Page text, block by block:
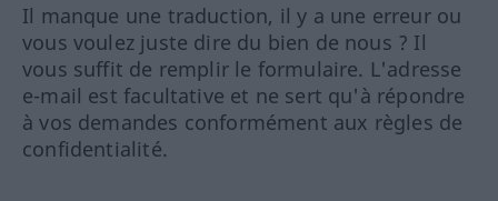
Il manque une traduction, il y a une erreur ou
vous voulez juste dire du bien de nous ? Il
vous suffit de remplir le formulaire. L'adresse
e-mail est facultative et ne sert qu'à répondre
à vos demandes conformément aux règles de
confidentialité.